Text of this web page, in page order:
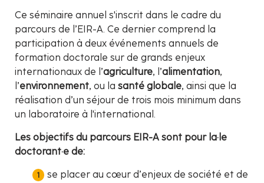
Ce séminaire annuel s'inscrit dans le cadre du
parcours de l’EIR-A. Ce dernier comprend la
participation à deux événements annuels de
formation doctorale sur de grands enjeux
internationaux de l’agriculture, l’alimentation,
l’environnement, ou la santé globale, ainsi que la
réalisation d’un séjour de trois mois minimum dans
un laboratoire à l'international.
Les objectifs du parcours EIR-A sont pour la·le
doctorant·e de:
se placer au cœur d’enjeux de société et de